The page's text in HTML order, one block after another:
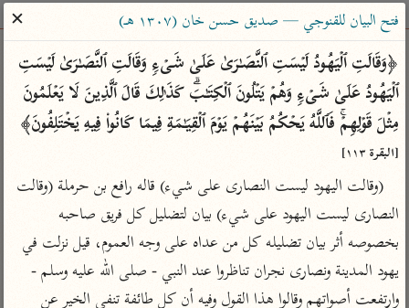
ساهم معنا في نشر القرآن والعلم الشرعي
الباحث القرآني
بحث تفسير علوم مصاحف معاجم
Type 2 or more characters for results.
Type 1 or more
characters for results.
أمّهات
تفسير الطبري
تفسير ابن كثير
عامّة
فتح البيان للقنوجي
فتح القدير للشوكاني
معاصرة
الميسر
المختصر في
فتح البيان للقنوجي — صديق حسن خان (١٣٠٧ هـ)
✕
مِثۡلَ قَوۡلِهِمۡۚ فَٱللَّهُ یَحۡكُمُ بَیۡنَهُمۡ یَوۡمَ ٱلۡقِیَـٰمَةِ فِیمَا كَانُوا۟ فِیهِ یَخۡتَلِفُونَ﴾
[البقرة ١١٣]